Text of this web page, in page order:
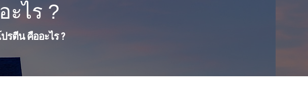
ะไร ?
ปรตีน คืออะไร ?